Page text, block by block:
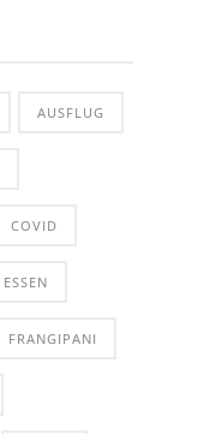
AUSFLUG
COVID
ESSEN
FRANGIPANI